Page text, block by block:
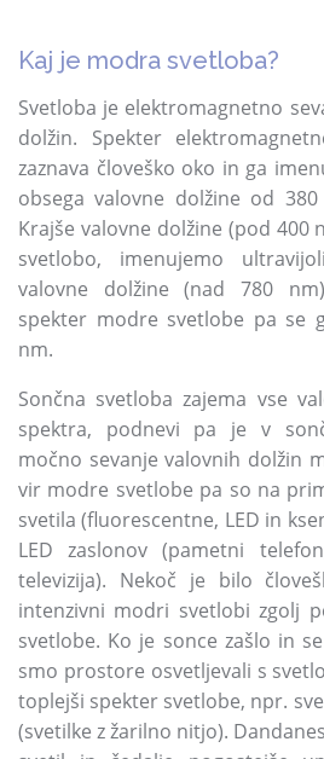
Kaj je modra svetloba?
Svetloba je elektromagnetno
dolžin. Spekter
zaznava človeško oko in ga
obsega valovne dolžine od
Krajše valovne dolžine (pod 400
svetlobo, imenujemo
valovne dolžine (nad 780
spekter modre svetlobe pa se
nm.
Sončna svetloba zajema vse
spektra, podnevi pa je v
močno sevanje valovnih dolžin
vir modre svetlobe pa so na
svetila (fluorescentne, LED in
LED zaslonov (pametni
televizija). Nekoč je bilo
intenzivni modri svetlobi zgolj
svetlobe. Ko je sonce zašlo in
smo prostore osvetljevali s
toplejši spekter svetlobe, npr.
(svetilke z žarilno nitjo).